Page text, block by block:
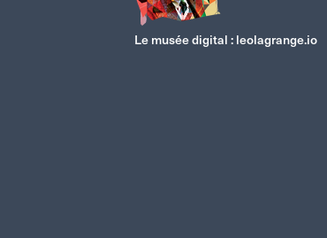
Le musée digital :leolagrange.io